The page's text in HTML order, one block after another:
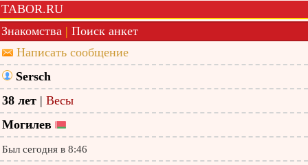
TABOR.RU
Знакомства | Поиск анкет
Написать сообщение
Sersch
38 лет | Весы
Могилев
Был сегодня в 8:46